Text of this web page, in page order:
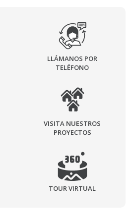
LLÁMANOS POR
TELÉFONO
VISITA NUESTROS
PROYECTOS
TOUR VIRTUAL